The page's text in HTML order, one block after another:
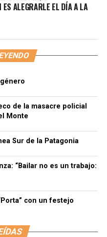
ES ALEGRARLE EL DÍA A LA
de la masacre policial
Monte
Sur de la Patagonia
“Bailar no es un trabajo:
con un festejo